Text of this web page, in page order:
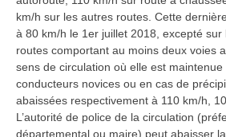
km/h sur les autres routes. Cette
à 80 km/h le 1er juillet 2018, excepté sur
routes comportant au moins deux voies
sens de circulation où elle est
conducteurs novices ou en cas de
abaissées respectivement à 110 km/h,
L’autorité de police de la circulation
départemental ou maire) peut abaisser